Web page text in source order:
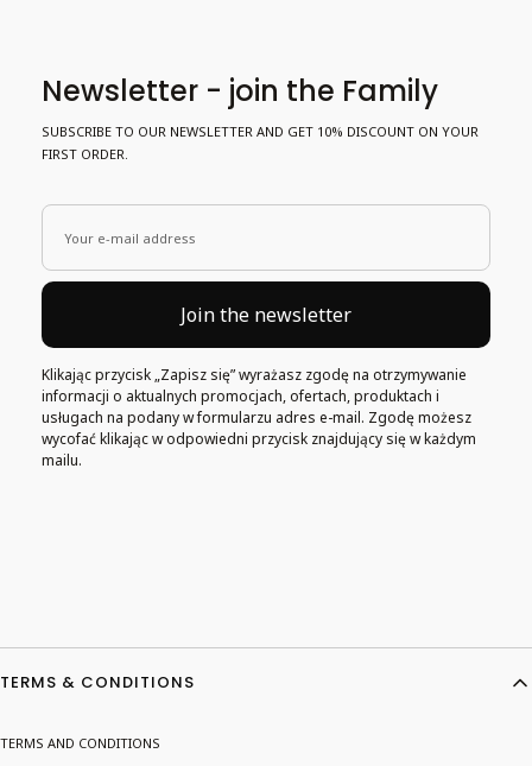
Newsletter - join the Family
SUBSCRIBE TO OUR NEWSLETTER AND GET 10% DISCOUNT ON YOUR
FIRST ORDER.
Your e-mail address
Join the newsletter
Klikając przycisk „Zapisz się” wyrażasz zgodę na otrzymywanie
informacji o aktualnych promocjach, ofertach, produktach i
usługach na podany w formularzu adres e-mail. Zgodę możesz
wycofać klikając w odpowiedni przycisk znajdujący się w każdym
mailu.
Footer menu
TERMS & CONDITIONS
TERMS AND CONDITIONS